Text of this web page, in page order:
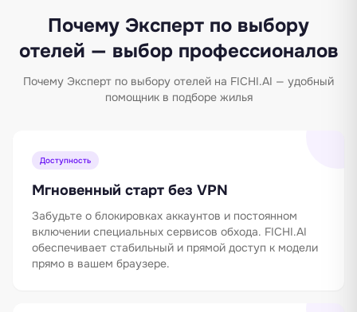
Почему Эксперт по выбору
отелей — выбор профессионалов
Почему Эксперт по выбору отелей на FICHI.AI — удобный
помощник в подборе жилья
Доступность
Мгновенный старт без VPN
Забудьте о блокировках аккаунтов и постоянном
включении специальных сервисов обхода. FICHI.AI
обеспечивает стабильный и прямой доступ к модели
прямо в вашем браузере.